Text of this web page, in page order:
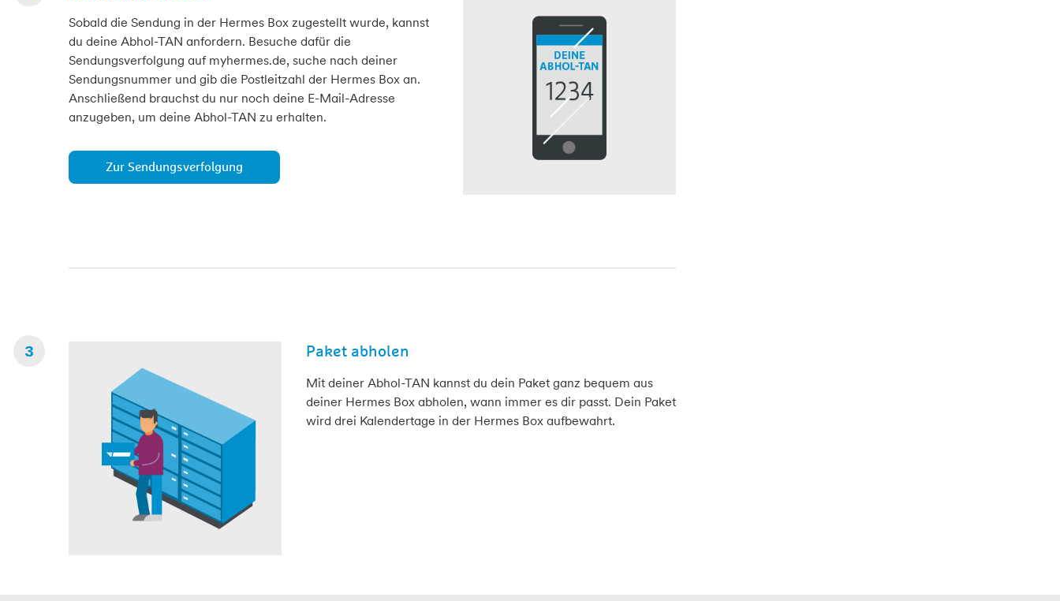
Sobald die Sendung in der Hermes Box zugestellt wurde, kannst
du deine Abhol-TAN anfordern. Besuche dafür die
Sendungsverfolgung auf myhermes.de, suche nach deiner
Sendungsnummer und gib die Postleitzahl der Hermes Box an.
Anschließend brauchst du nur noch deine E-Mail-Adresse
anzugeben, um deine Abhol-TAN zu erhalten.
Zur Sendungsverfolgung
Paket abholen
Mit deiner Abhol-TAN kannst du dein Paket ganz bequem aus
deiner Hermes Box abholen, wann immer es dir passt. Dein Paket
wird drei Kalendertage in der Hermes Box aufbewahrt.